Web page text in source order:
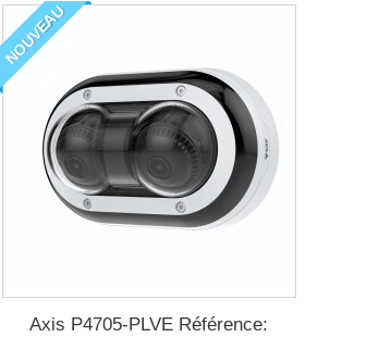
NOUVEAU
Axis P4705-PLVE Référence: